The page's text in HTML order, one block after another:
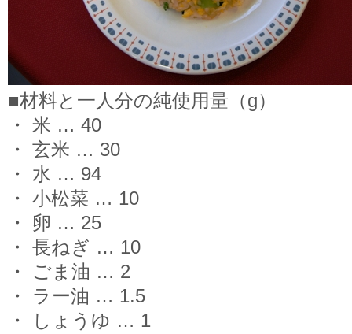
■材料と一人分の純使用量（g）
・ 米 … 40
・ 玄米 … 30
・ 水 … 94
・ 小松菜 … 10
・ 卵 … 25
・ 長ねぎ … 10
・ ごま油 … 2
・ ラー油 … 1.5
・ しょうゆ … 1